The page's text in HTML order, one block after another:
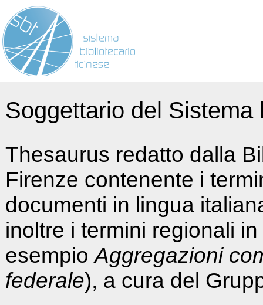
Soggettario del
Thesaurus redatto dalla
Firenze contenente i
documenti in lingua
inoltre i termini regionali
esempioAggregazioni
federale), a cura del